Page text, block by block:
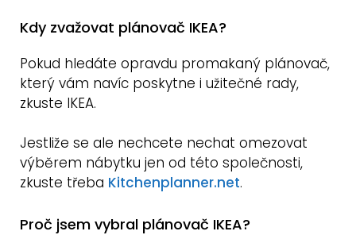
Kdy zvažovat plánovač IKEA?
Pokud hledáte opravdu promakaný plánovač,
který vám navíc poskytne i užitečné rady,
zkuste IKEA.
Jestliže se ale nechcete nechat omezovat
výběrem nábytku jen od této společnosti,
zkuste třeba Kitchenplanner.net.
Proč jsem vybral plánovač IKEA?